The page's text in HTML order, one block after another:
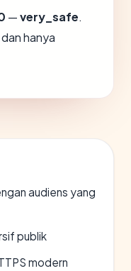
—very_safe.
hanya
audiens yang
publik
modern